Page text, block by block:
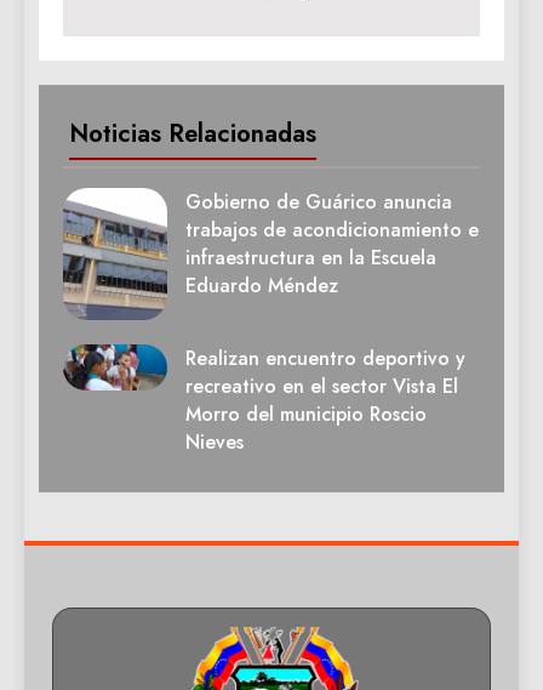
Noticias Relacionadas
Gobierno de Guárico anuncia
trabajos de acondicionamiento e
infraestructura en la Escuela
Eduardo Méndez
Realizan encuentro deportivo y
recreativo en el sector Vista El
Morro del municipio Roscio
Nieves